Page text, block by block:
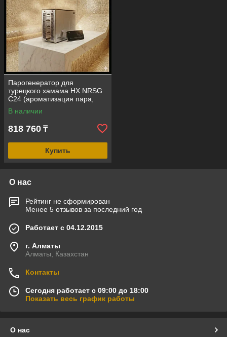
Парогенератор для
турецкого хамама HX NRSG
С24 (ароматизация пара,
автопромывка, мощность =
24 кВт, объем помещения =
В наличии
818 760 ₸
Купить
О нас
Рейтинг не сформирован
Менее 5 отзывов за последний год
Работает с 04.12.2015
г. Алматы
Алматы, Казахстан
Контакты
Сегодня работает с 09:00 до 18:00
Показать весь график работы
О нас